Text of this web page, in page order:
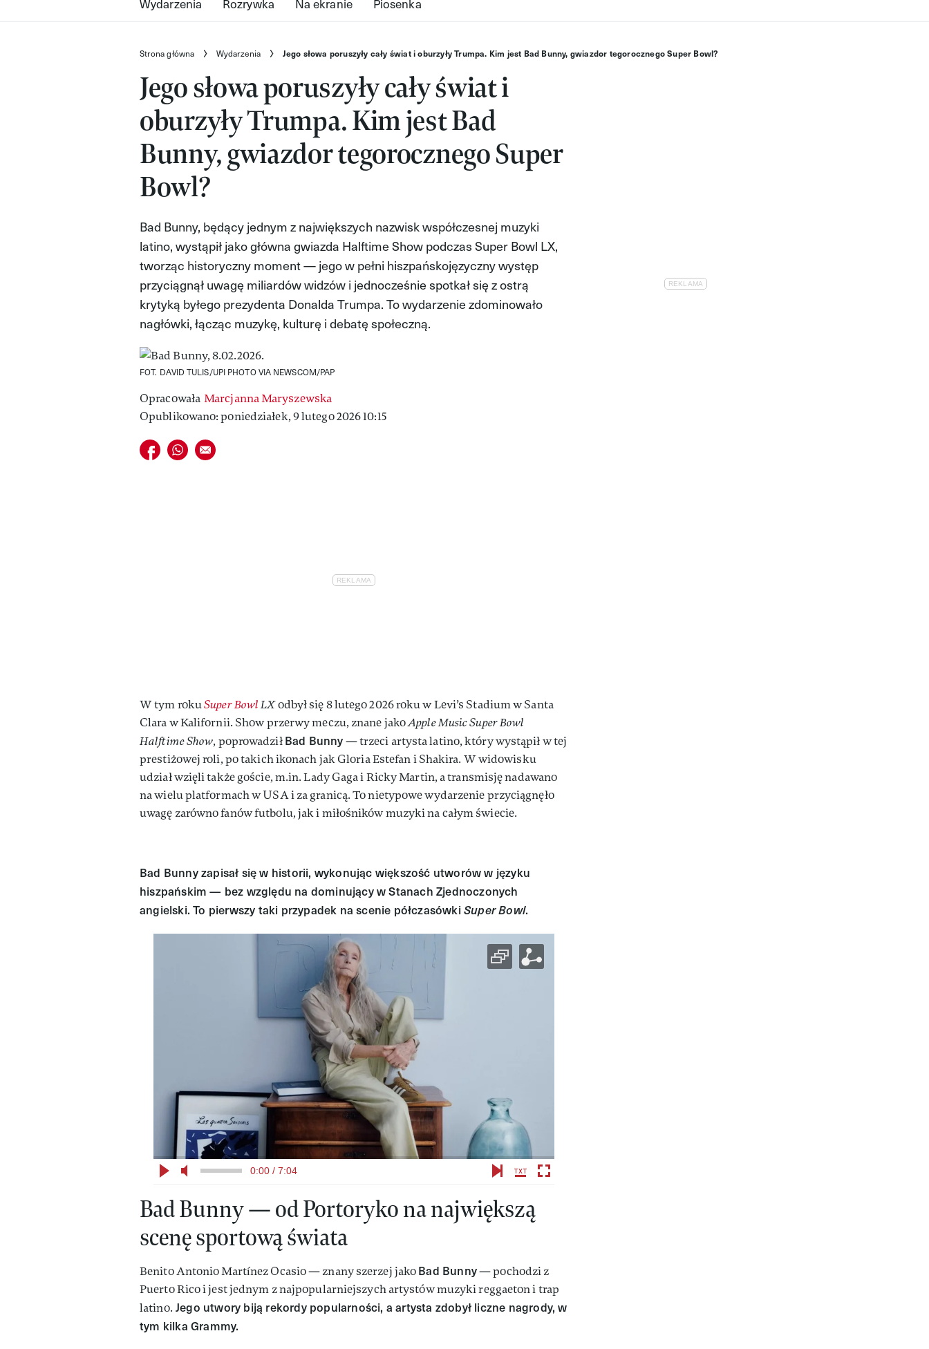
Strona główna Wydarzenia Jego słowa poruszyły cały świat i oburzyły Trumpa. Kim jest Bad Bunny, gwiazdor tegorocznego Super Bowl?
Jego słowa poruszyły cały świat i
oburzyły Trumpa. Kim jest Bad
Bunny, gwiazdor tegorocznego Super
Bowl?
Bad Bunny, będący jednym z największych nazwisk współczesnej muzyki
latino, wystąpił jako główna gwiazda Halftime Show podczas Super Bowl LX,
tworząc historyczny moment — jego w pełni hiszpańskojęzyczny występ
przyciągnął uwagę miliardów widzów i jednocześnie spotkał się z ostrą
krytyką byłego prezydenta Donalda Trumpa. To wydarzenie zdominowało
nagłówki, łącząc muzykę, kulturę i debatę społeczną.
FOT. DAVID TULIS/UPI PHOTO VIA NEWSCOM/PAP
Opracowała Marcjanna Maryszewska
Opublikowano: poniedziałek, 9 lutego 2026 10:15
Udostępnij na facebook
Udostępnij na whatsapp
E-mail do przyjaciela
W tym rokuSuper BowlLXodbył się 8 lutego 2026 roku w Levi’s Stadium w Santa
Clara w Kalifornii. Show przerwy meczu, znane jakoApple Music Super Bowl
Halftime Show, poprowadziłBad Bunny— trzeci artysta latino, który wystąpił w tej
prestiżowej roli, po takich ikonach jak Gloria Estefan i Shakira. W widowisku
udział wzięli także goście, m.in. Lady Gaga i Ricky Martin, a transmisję nadawano
na wielu platformach w USA i za granicą. To nietypowe wydarzenie przyciągnęło
uwagę zarówno fanów futbolu, jak i miłośników muzyki na całym świecie.
Bad Bunny zapisał się w historii, wykonując większość utworów w języku
hiszpańskim — bez względu na dominujący w Stanach Zjednoczonych
angielski. To pierwszy taki przypadek na scenie półczasówkiSuper Bowl.
0:00 / 7:04
Bad Bunny — od Portoryko na największą
scenę sportową świata
Benito Antonio Martínez Ocasio — znany szerzej jakoBad Bunny— pochodzi z
Puerto Rico i jest jednym z najpopularniejszych artystów muzyki reggaeton i trap
latino. Jego utwory biją rekordy popularności, a artysta zdobył liczne nagrody, w
tym kilka Grammy.